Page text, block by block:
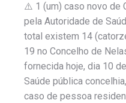
⚠️ 1 (um) caso novo de
pela Autoridade de
total existem 14
19 no Concelho de
fornecida hoje, dia 10
Saúde pública
caso de pessoa